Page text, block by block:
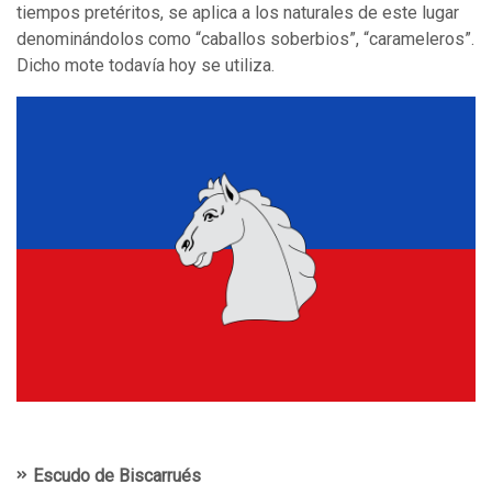
tiempos pretéritos, se aplica a los naturales de este lugar
denominándolos como “caballos soberbios”, “carameleros”.
Dicho mote todavía hoy se utiliza.
Escudo de Biscarrués